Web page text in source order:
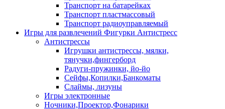
Транспорт на батарейках
Транспорт пластмассовый
Транспорт радиоуправляемый
Игры для развлечений Фигурки Антистресс
Антистрессы
Игрушки антистрессы, мялки,
тянучки,фингерборд
Радуги-пружинки, йо-йо
Сейфы,Копилки,Банкоматы
Слаймы, лизуны
Игры электронные
Ночники,Проектор,Фонарики